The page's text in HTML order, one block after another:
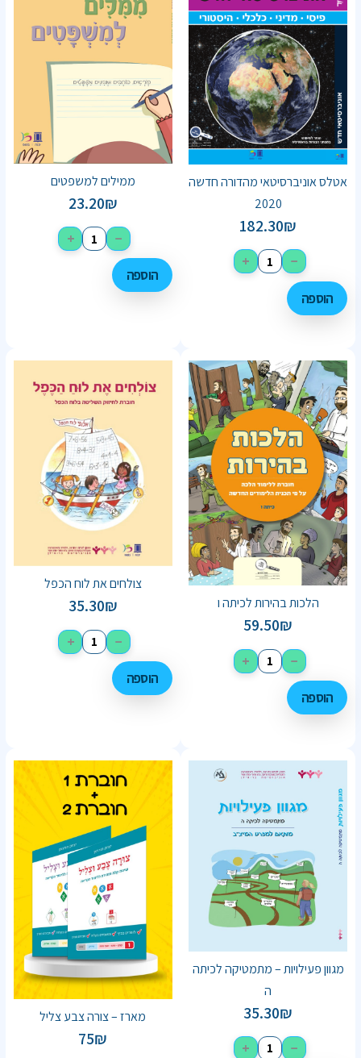
אטלס אוניברסיטאי מהדורה חדשה
2020
182.30₪
−
+
הוספה
ממילים למשפטים
23.20₪
−
+
הוספה
הלכות בהירות לכיתה ו
59.50₪
−
+
הוספה
צולחים את לוח הכפל
35.30₪
−
+
הוספה
מגוון פעילויות – מתמטיקה לכיתה
ה
35.30₪
−
+
מארז – צורה צבע צליל
75₪